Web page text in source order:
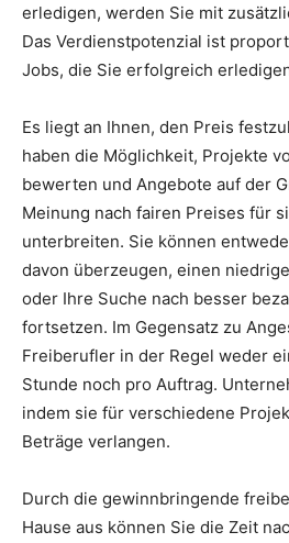
erledigen, werden Sie mit
Das Verdienstpotenzial ist
Jobs, die Sie erfolgreich
Es liegt an Ihnen, den Preis
haben die Möglichkeit, Projekte
bewerten und Angebote auf der
Meinung nach fairen Preises für
unterbreiten. Sie können
davon überzeugen, einen
oder Ihre Suche nach besser
fortsetzen. Im Gegensatz zu
Freiberufler in der Regel weder
Stunde noch pro Auftrag.
indem sie für verschiedene
Beträge verlangen.
Durch die gewinnbringende
Hause aus können Sie die Zeit